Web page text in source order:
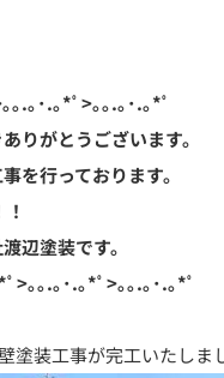
｡.｡･.｡*ﾟ>｡｡.｡･.｡*ﾟ
りがとうございます。
を行っております。
辺塗装です。
>｡｡.｡･.｡*ﾟ>｡｡.｡･.｡*ﾟ
塗装工事が完工いたしま